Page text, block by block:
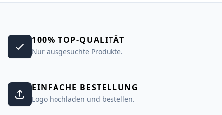
100% TOP-QUALITÄT
Nur ausgesuchte Produkte.
EINFACHE BESTELLUNG
Logo hochladen und bestellen.